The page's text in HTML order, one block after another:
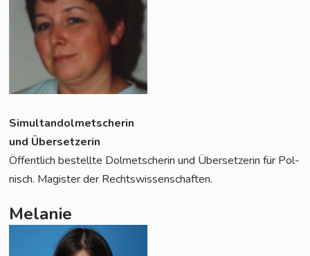
Simul­tan­dol­met­sche­rin
und Übersetzerin
Öffent­lich bestell­te Dol­met­sche­rin und Über­set­ze­rin für Pol­
nisch. Magis­ter der Rechtswissenschaften.
Melanie